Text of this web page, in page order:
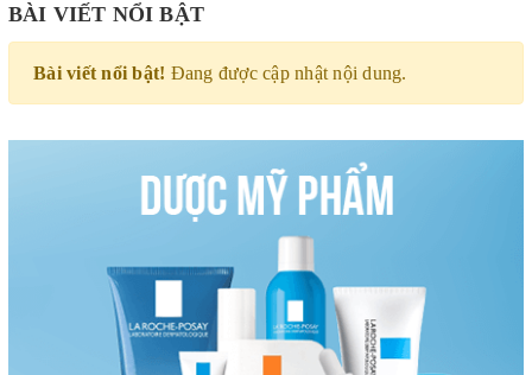
BÀI VIẾT NỔI BẬT
Bài viết nổi bật! Đang được cập nhật nội dung.